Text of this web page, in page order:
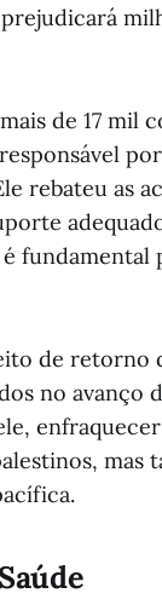
de 17 mil
rebateu as
fundamental
de retorno
no avanço
mas